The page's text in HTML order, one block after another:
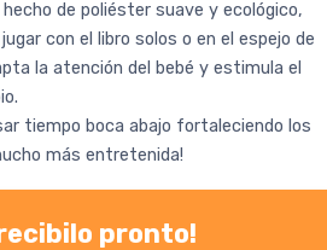
de poliéster suave y ecológico,
con el libro solos o en el espejo de
la atención del bebé y estimula el
tiempo boca abajo fortaleciendo los
más entretenida!
pronto!